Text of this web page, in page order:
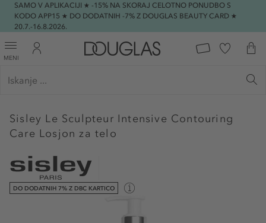
SAMO V APLIKACIJI ★ -15% NA SKORAJ CELOTNO PONUDBO S
KODO APP15 ★ DO DODATNIH -7% Z DOUGLAS BEAUTY CARD ★
20.7.-16.8.2026.
MENI
Sisley Le Sculpteur Intensive Contouring
Care Losjon za telo
DO DODATNIH 7% Z DBC KARTICO